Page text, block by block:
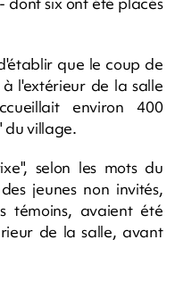
que le coup de
l'extérieur de la salle
environ 400
du village.
selon les mots du
jeunes non invités,
témoins, avaient été
de la salle, avant